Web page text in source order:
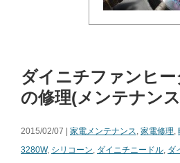
ダイニチファンヒ
の修理(メンテナン
2015/02/07 | 家電メンテナンス, 家電修理,
3280W, シリコーン, ダイニチニードル, ダ